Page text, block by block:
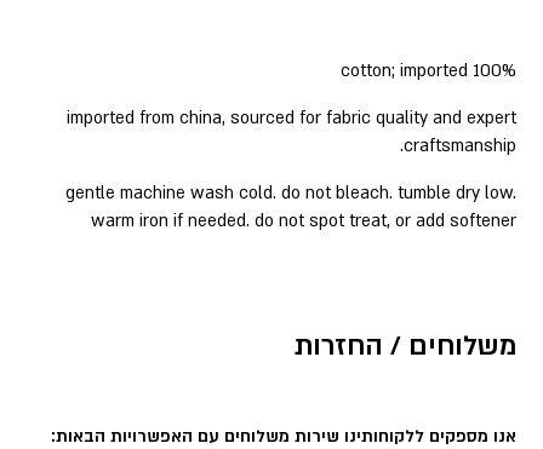
100% cotton; imported
imported from china, sourced for fabric quality and expert
craftsmanship.
gentle machine wash cold. do not bleach. tumble dry low.
warm iron if needed. do not spot treat, or add softener
משלוחים / החזרות
אנו מספקים ללקוחותינו שירות משלוחים עם האפשרויות הבאות: